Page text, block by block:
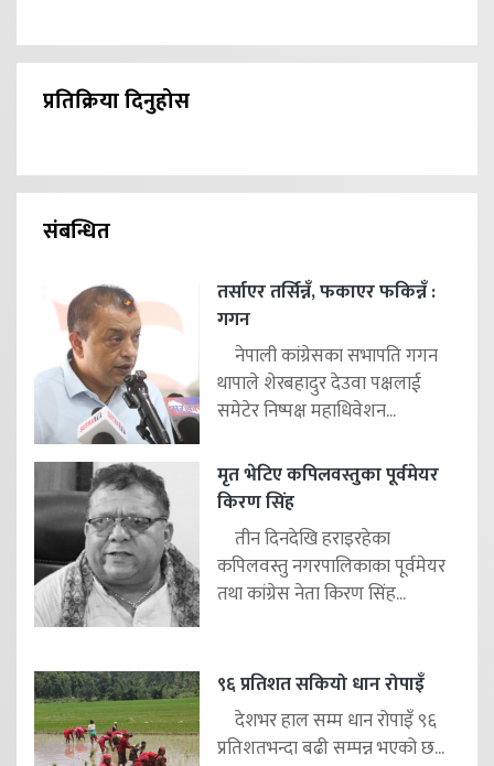
प्रतिक्रिया दिनुहोस
संबन्धित
तर्साएर तर्सिन्नँ, फकाएर फकिन्नँ :
गगन
नेपाली कांग्रेसका सभापति गगन
थापाले शेरबहादुर देउवा पक्षलाई
समेटेर निष्पक्ष महाधिवेशन...
मृत भेटिए कपिलवस्तुका पूर्वमेयर
किरण सिंह
तीन दिनदेखि हराइरहेका
कपिलवस्तु नगरपालिकाका पूर्वमेयर
तथा कांग्रेस नेता किरण सिंह...
९६ प्रतिशत सकियो धान रोपाइँ
देशभर हाल सम्म धान रोपाइँ ९६
प्रतिशतभन्दा बढी सम्पन्न भएको छ...